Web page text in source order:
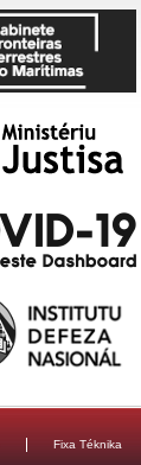
Fixa Téknika